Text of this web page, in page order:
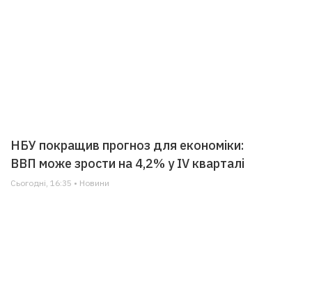
НБУ покращив прогноз для економіки:
ВВП може зрости на 4,2% у IV кварталі
Сьогодні, 16:35 • Новини